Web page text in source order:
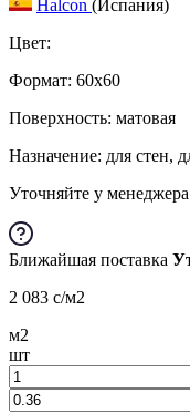
Halcon (Испания)
Цвет:
Формат: 60x60
Поверхность: матовая
Назначение: для стен,
Уточняйте у менеджера
Ближайшая поставка
2 083 c/м2
м2
шт